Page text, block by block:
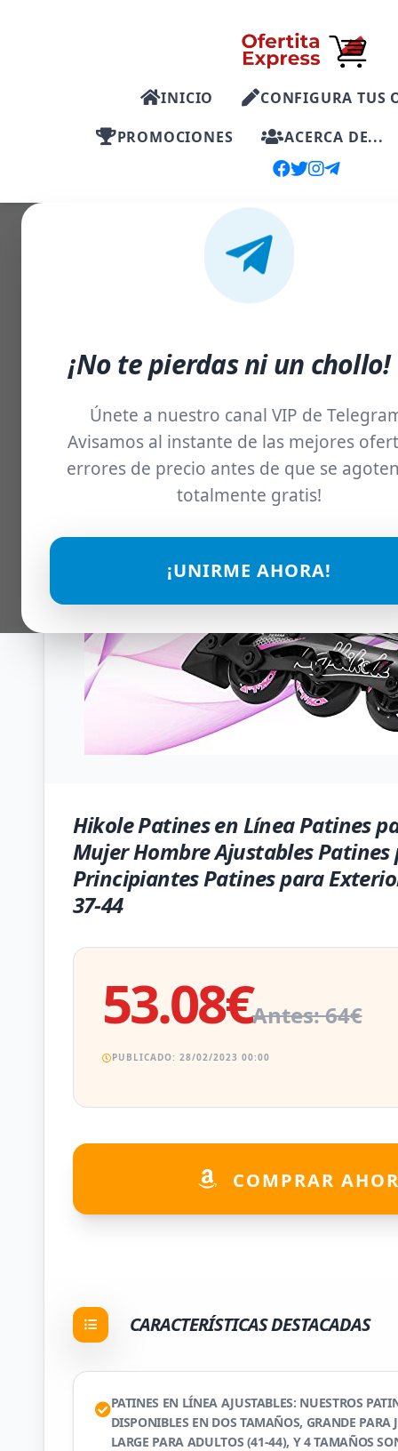
INICIO
CONFIGURA TUS
PROMOCIONES
ACERCA DE...
¡No te pierdas ni un
Únete a nuestro canal VIP de
Avisamos al instante de las mejores
errores de precio antes de que se
totalmente gratis!
¡UNIRME AHORA!
Hikole Patines en Línea Patines
Mujer Hombre Ajustables Patines
Principiantes Patines para
37-44
53.08€Antes: 64€
PUBLICADO: 28/02/2023 00:00
COMPRAR
CARACTERÍSTICAS DESTACADAS
PATINES EN LÍNEA AJUSTABLES: NUESTROS
DISPONIBLES EN DOS TAMAÑOS, GRANDE PARA
LARGE PARA ADULTOS (41-44), Y 4 TAMAÑOS